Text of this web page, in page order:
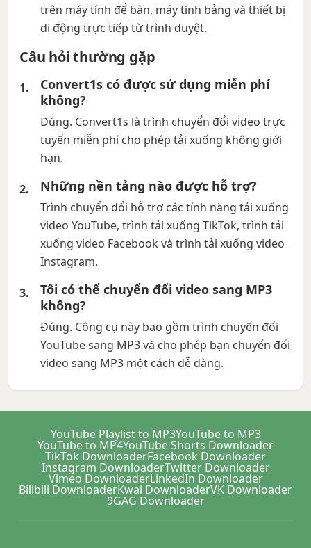
trên máy tính để bàn, máy tính bảng và thiết bị
di động trực tiếp từ trình duyệt.
Câu hỏi thường gặp
Convert1s có được sử dụng miễn phí
không?
Đúng. Convert1s là trình chuyển đổi video trực
tuyến miễn phí cho phép tải xuống không giới
hạn.
Những nền tảng nào được hỗ trợ?
Trình chuyển đổi hỗ trợ các tính năng tải xuống
video YouTube, trình tải xuống TikTok, trình tải
xuống video Facebook và trình tải xuống video
Instagram.
Tôi có thể chuyển đổi video sang MP3
không?
Đúng. Công cụ này bao gồm trình chuyển đổi
YouTube sang MP3 và cho phép bạn chuyển đổi
video sang MP3 một cách dễ dàng.
YouTube Playlist to MP3YouTube to MP3
YouTube to MP4YouTube Shorts Downloader
TikTok DownloaderFacebook Downloader
Instagram DownloaderTwitter Downloader
Vimeo DownloaderLinkedIn Downloader
Bilibili DownloaderKwai DownloaderVK Downloader
9GAG Downloader